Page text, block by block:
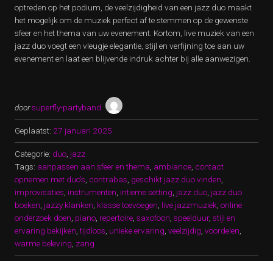
optreden op het podium, de veelzijdigheid van een jazz duo maakt
het mogelijk om de muziek perfect af te stemmen op de gewenste
sfeer en het thema van uw evenement. Kortom, live muziek van een
jazz duo voegt een vleugje elegantie, stijl en verfijning toe aan uw
evenement en laat een blijvende indruk achter bij alle aanwezigen.
doorsuperfly-partyband
Geplaatst: 27 januari 2025
Categorie: duo jazz
Tags: aanpassen aan sfeer en thema ambiance contact
opnemen met duo's contrabas geschikt jazz duo vinden
improvisaties instrumenten intieme setting jazz duo jazz duo
boeken jazzy klanken klasse toevoegen live jazzmuziek online
onderzoek doen piano repertoire saxofoon speelduur, stijl en
ervaring bekijken ,tijdloos unieke ervaring veelzijdig voordelen
warme beleving zang